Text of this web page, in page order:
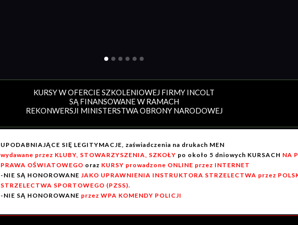
KURSY W OFERCIE SZKOLENIOWEJ FIRMY INCOLT
SĄ FINANSOWANE W RAMACH
REKONWERSJI MINISTERSTWA OBRONY NARODOWEJ
UPODABNIAJĄCE SIĘ LEGITYMACJE, zaświadczenia na drukach MEN
wydawane przez KLUBY, STOWARZYSZENIA, SZKOŁY po około 5 dniowych KURSACH NA
PRAWA OŚWIATOWEGO oraz KURSY prowadzone ONLINE przez INTERNET
-NIE SĄ HONOROWANE JAKO UPRAWNIENIA INSTRUKTORA STRZELECTWA przez
STRZELECTWA SPORTOWEGO (PZSS).
-NIE SĄ HONOROWANE przez WPA KOMENDY POLICJI